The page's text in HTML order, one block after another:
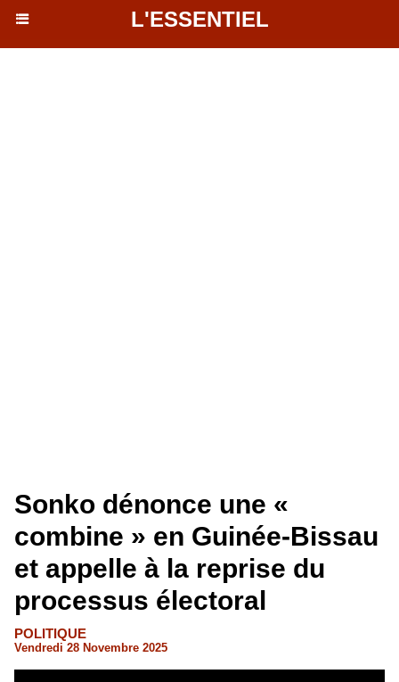
L'ESSENTIEL
Sonko dénonce une «
combine » en Guinée-Bissau
et appelle à la reprise du
processus électoral
POLITIQUE
Vendredi 28 Novembre 2025